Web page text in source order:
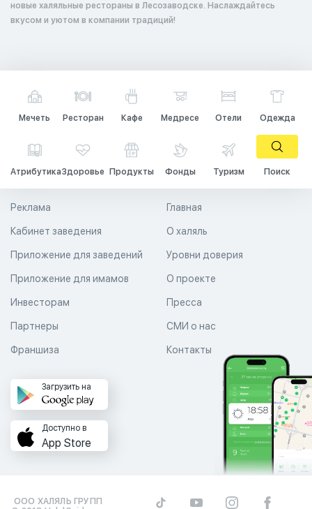
новые халяльные рестораны в Лесозаводске. Наслаждайтесь
вкусом и уютом в компании традиций!
Мечеть Ресторан Кафе Медресе Отели Одежда
АтрибутикаЗдоровье Продукты Фонды Туризм Поиск
Главная
О халяль
Уровни доверия
Реклама
Кабинет заведения
Приложение для заведений
Приложение для имамов О проекте
Пресса
СМИ о нас
Контакты
Инвесторам
Партнеры
Франшиза
Загрузить на
Доступно в
App Store
ООО ХАЛЯЛЬ ГРУПП